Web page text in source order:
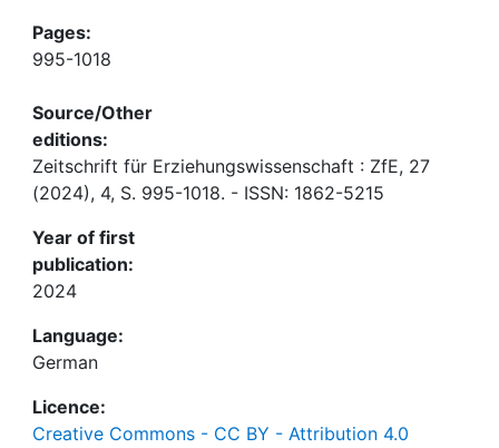
Pages:
995-1018
Source/Other
editions:
Zeitschrift für Erziehungswissenschaft : ZfE, 27
(2024), 4, S. 995-1018. - ISSN: 1862-5215
Year of first
publication:
2024
Language:
German
Licence:
Creative Commons - CC BY - Attribution 4.0